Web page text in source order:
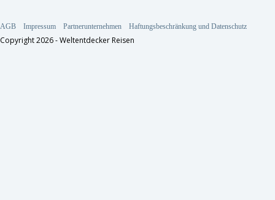
AGB Impressum Partnerunternehmen Haftungsbeschränkung und Datenschutz
Copyright 2026 - Weltentdecker Reisen